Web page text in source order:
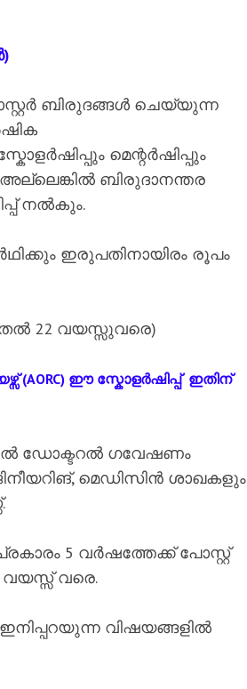
ബിരുദങ്ങൾ ചെയ്യുന്ന
മെന്റർഷിപ്പും
ബിരുദാനന്തര
നൽകും.
ഇരുപതിനായിരം രൂപം
22 വയസ്സുവരെ)
(AORC) ഈ സ്കോളർഷിപ്പ് ഇതിന്
ഡോക്ടറൽ ഗവേഷണം
മെഡിസിൻ ശാഖകളും
5 വർഷത്തേക്ക് പോസ്റ്റ്
വരെ.
വിഷയങ്ങളിൽ